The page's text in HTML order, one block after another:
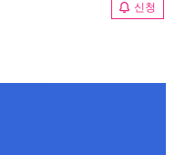
신청